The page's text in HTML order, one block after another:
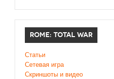
ROME: TOTAL WAR
Статьи
Сетевая игра
Скриншоты и видео